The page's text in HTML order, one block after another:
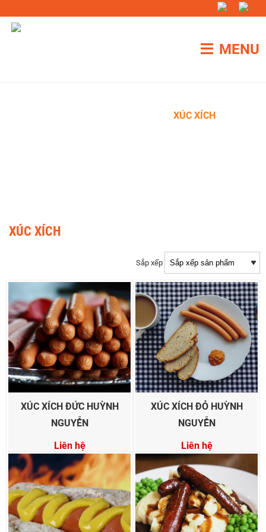
MENU
XÚC XÍCH
XÚC XÍCH
Sắp xếp
XÚC XÍCH ĐỨC HUỲNH
NGUYỄN
Liên hệ
XÚC XÍCH ĐỎ HUỲNH
NGUYỄN
Liên hệ